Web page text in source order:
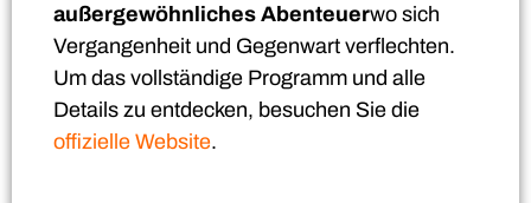
außergewöhnliches Abenteuerwo sich
Vergangenheit und Gegenwart verflechten.
Um das vollständige Programm und alle
Details zu entdecken, besuchen Sie die
offizielle Website.